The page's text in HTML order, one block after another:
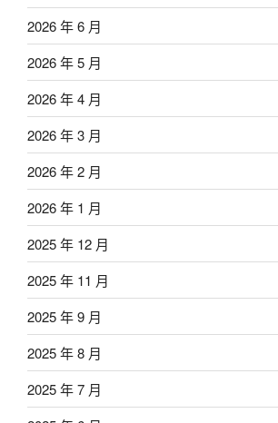
2026 年 6 月
2026 年 5 月
2026 年 4 月
2026 年 3 月
2026 年 2 月
2026 年 1 月
2025 年 12 月
2025 年 11 月
2025 年 9 月
2025 年 8 月
2025 年 7 月